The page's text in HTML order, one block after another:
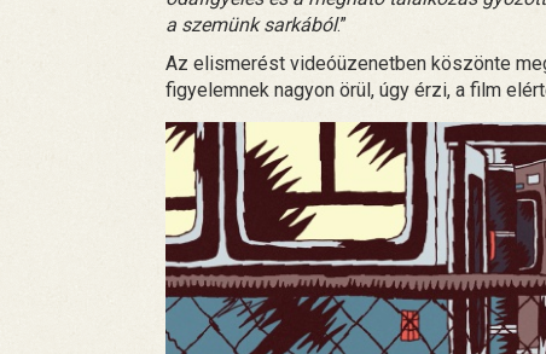
a szemünk sarkából.”
Az elismerést videóüzenetben köszönte
figyelemnek nagyon örül, úgy érzi, a film